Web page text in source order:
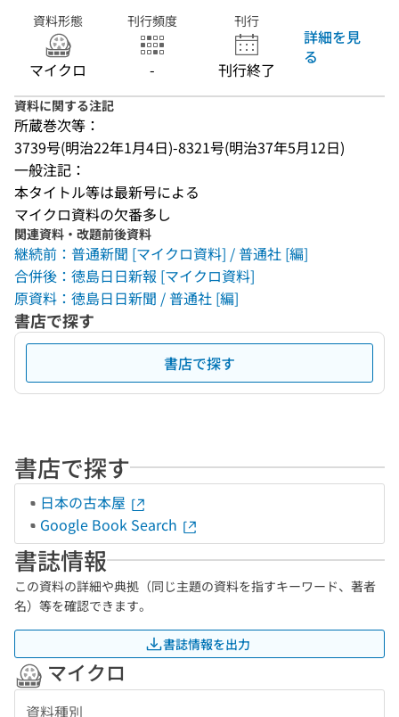
資料形態
マイクロ
刊行頻度
-
刊行
刊行終了
詳細を見
る
資料に関する注記
所蔵巻次等：
3739号(明治22年1月4日)-8321号(明治37年5月12日)
一般注記：
本タイトル等は最新号による
マイクロ資料の欠番多し
関連資料・改題前後資料
継続前：普通新聞 [マイクロ資料] / 普通社 [編]
合併後：徳島日日新報 [マイクロ資料]
原資料：徳島日日新聞 / 普通社 [編]
書店で探す
書店で探す
書店で探す
日本の古本屋
Google Book Search
書誌情報
この資料の詳細や典拠（同じ主題の資料を指すキーワード、著者
名）等を確認できます。
書誌情報を出力
マイクロ
資料種別